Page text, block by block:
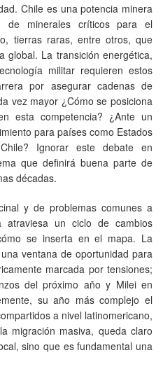
Chile es una potencia minera
de minerales críticos para el
tierras raras, entre otros, que
global. La transición energética,
militar requieren estos
por asegurar cadenas de
vez mayor ¿Cómo se posiciona
esta competencia? ¿Ante un
para países como Estados
Ignorar este debate en
que definirá buena parte de
décadas.
y de problemas comunes a
atraviesa un ciclo de cambios
se inserta en el mapa. La
ventana de oportunidad para
marcada por tensiones;
del próximo año y Milei en
su año más complejo el
a nivel latinomericano,
migración masiva, queda claro
sino que es fundamental una